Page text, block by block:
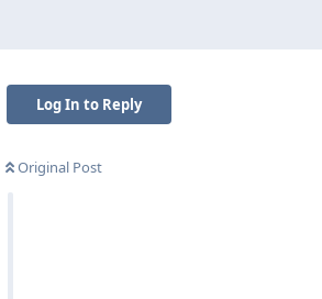
Log In to Reply
Original Post